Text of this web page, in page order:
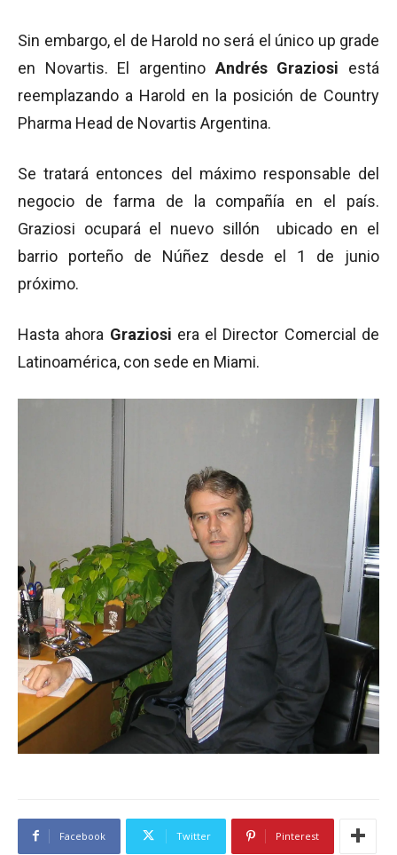
Sin embargo, el de Harold no será el único up grade
en Novartis. El argentino Andrés Graziosi está
reemplazando a Harold en la posición de Country
Pharma Head de Novartis Argentina.
Se tratará entonces del máximo responsable del
negocio de farma de la compañía en el país.
Graziosi ocupará el nuevo sillón ubicado en el
barrio porteño de Núñez desde el 1 de junio
próximo.
Hasta ahora Graziosi era el Director Comercial de
Latinoamérica, con sede en Miami.
Facebook Twitter Pinterest